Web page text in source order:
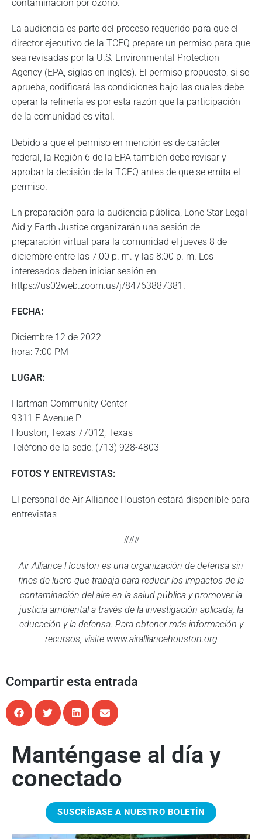
contaminación por ozono.
La audiencia es parte del proceso requerido para que el
director ejecutivo de la TCEQ prepare un permiso para que
sea revisadas por la U.S. Environmental Protection
Agency (EPA, siglas en inglés). El permiso propuesto, si se
aprueba, codificará las condiciones bajo las cuales debe
operar la refinería es por esta razón que la participación
de la comunidad es vital.
Debido a que el permiso en mención es de carácter
federal, la Región 6 de la EPA también debe revisar y
aprobar la decisión de la TCEQ antes de que se emita el
permiso.
En preparación para la audiencia pública, Lone Star Legal
Aid y Earth Justice organizarán una sesión de
preparación virtual para la comunidad el jueves 8 de
diciembre entre las 7:00 p. m. y las 8:00 p. m. Los
interesados deben iniciar sesión en
https://us02web.zoom.us/j/84763887381.
FECHA:
Diciembre 12 de 2022
hora: 7:00 PM
LUGAR:
Hartman Community Center
9311 E Avenue P
Houston, Texas 77012, Texas
Teléfono de la sede: (713) 928-4803
FOTOS Y ENTREVISTAS:
El personal de Air Alliance Houston estará disponible para
entrevistas
###
Air Alliance Houston es una organización de defensa sin
fines de lucro que trabaja para reducir los impactos de la
contaminación del aire en la salud pública y promover la
justicia ambiental a través de la investigación aplicada, la
educación y la defensa. Para obtener más información y
recursos, visite www.airalliancehouston.org
Compartir esta entrada
Manténgase al día y
conectado
SUSCRÍBASE A NUESTRO BOLETÍN